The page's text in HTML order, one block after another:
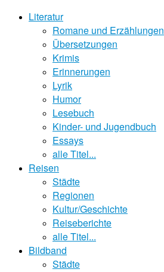
Literatur
Romane und Erzählungen
Übersetzungen
Krimis
Erinnerungen
Lyrik
Humor
Lesebuch
Kinder- und Jugendbuch
Essays
alle Titel...
Reisen
Städte
Regionen
Kultur/Geschichte
Reiseberichte
alle Titel...
Bildband
Städte